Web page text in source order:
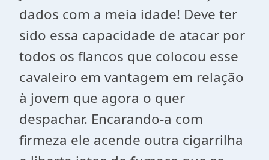
dados com a meia idade! Deve ter
sido essa capacidade de atacar por
todos os flancos que colocou esse
cavaleiro em vantagem em relação
à jovem que agora o quer
despachar. Encarando-a com
firmeza ele acende outra cigarrilha